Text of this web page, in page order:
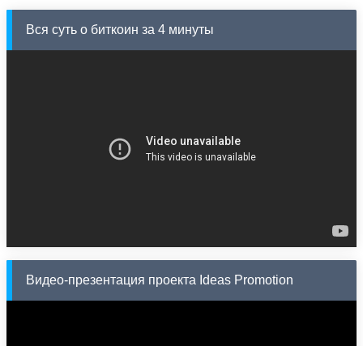
Вся суть о биткоин за 4 минуты
Видео-презентация проекта Ideas Promotion